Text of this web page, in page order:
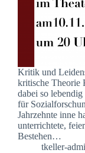
Kritik und
kritische Theorie
dabei so
für
Jahrzehnte inne
unterrichtete,
Bestehen…
tkeller-